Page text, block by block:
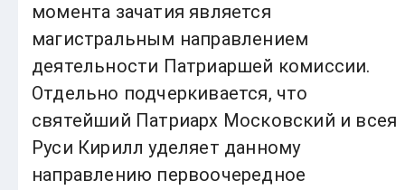
момента зачатия является
магистральным направлением
деятельности Патриаршей комиссии.
Отдельно подчеркивается, что
святейший Патриарх Московский и всея
Руси Кирилл уделяет данному
направлению первоочередное